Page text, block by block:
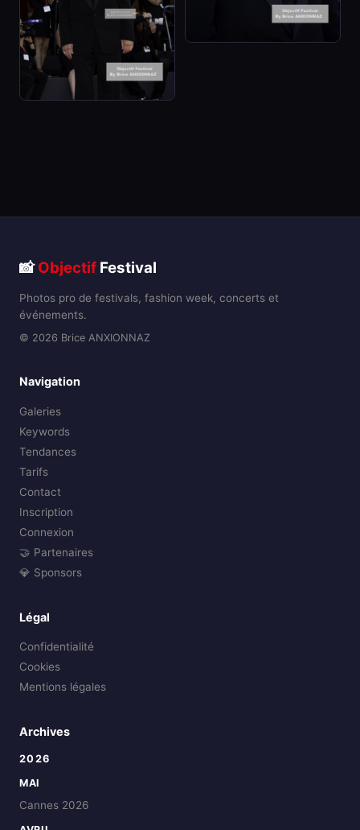
📸Objectif Festival
Photos pro de festivals, fashion week, concerts et
événements.
© 2026 Brice ANXIONNAZ
Navigation
Galeries
Keywords
Tendances
Tarifs
Contact
Inscription
Connexion
🤝 Partenaires
💎 Sponsors
Légal
Confidentialité
Cookies
Mentions légales
Archives
2026
MAI
Cannes 2026